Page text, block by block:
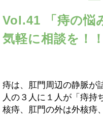
Vol.41 「痔の悩
気軽に相談を！！
痔は、肛門周辺の静脈が
人の３人に１人が「痔持
核痔、肛門の外は外核痔